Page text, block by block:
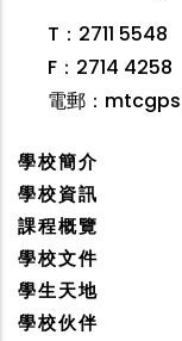
T：2711 5548
F：2714 4258
電郵：
學校簡介
學校資訊
課程概覽
學校文件
學生天地
學校伙伴